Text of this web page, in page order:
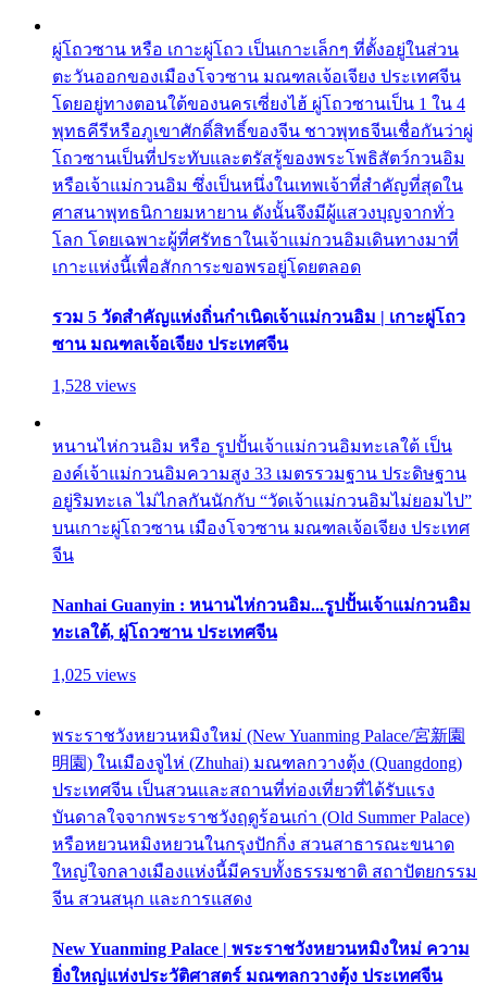
ผู่โถวซาน หรือ เกาะผู่โถว เป็นเกาะเล็กๆ ที่ตั้งอยู่ในส่วน
ตะวันออกของเมืองโจวซาน มณฑลเจ้อเจียง ประเทศจีน
โดยอยู่ทางตอนใต้ของนครเซี่ยงไฮ้ ผู่โถวซานเป็น 1 ใน 4
พุทธคีรีหรือภูเขาศักดิ์สิทธิ์ของจีน ชาวพุทธจีนเชื่อกันว่าผู่
โถวซานเป็นที่ประทับและตรัสรู้ของพระโพธิสัตว์กวนอิม
หรือเจ้าแม่กวนอิม ซึ่งเป็นหนึ่งในเทพเจ้าที่สำคัญที่สุดใน
ศาสนาพุทธนิกายมหายาน ดังนั้นจึงมีผู้แสวงบุญจากทั่ว
โลก โดยเฉพาะผู้ที่ศรัทธาในเจ้าแม่กวนอิมเดินทางมาที่
เกาะแห่งนี้เพื่อสักการะขอพรอยู่โดยตลอด
รวม 5 วัดสำคัญแห่งถิ่นกำเนิดเจ้าแม่กวนอิม | เกาะผู่โถว
ซาน มณฑลเจ้อเจียง ประเทศจีน
1,528 views
หนานไห่กวนอิม หรือ รูปปั้นเจ้าแม่กวนอิมทะเลใต้ เป็น
องค์เจ้าแม่กวนอิมความสูง 33 เมตรรวมฐาน ประดิษฐาน
อยู่ริมทะเล ไม่ไกลกันนักกับ “วัดเจ้าแม่กวนอิมไม่ยอมไป”
บนเกาะผู่โถวซาน เมืองโจวซาน มณฑลเจ้อเจียง ประเทศ
จีน
Nanhai Guanyin : หนานไห่กวนอิม...รูปปั้นเจ้าแม่กวนอิม
ทะเลใต้, ผู่โถวซาน ประเทศจีน
1,025 views
พระราชวังหยวนหมิงใหม่ (New Yuanming Palace/宮新園
明園) ในเมืองจูไห่ (Zhuhai) มณฑลกวางตุ้ง (Quangdong)
ประเทศจีน เป็นสวนและสถานที่ท่องเที่ยวที่ได้รับแรง
บันดาลใจจากพระราชวังฤดูร้อนเก่า (Old Summer Palace)
หรือหยวนหมิงหยวนในกรุงปักกิ่ง สวนสาธารณะขนาด
ใหญ่ใจกลางเมืองแห่งนี้มีครบทั้งธรรมชาติ สถาปัตยกรรม
จีน สวนสนุก และการแสดง
New Yuanming Palace | พระราชวังหยวนหมิงใหม่ ความ
ยิ่งใหญ่แห่งประวัติศาสตร์ มณฑลกวางตุ้ง ประเทศจีน